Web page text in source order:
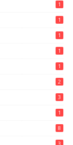
1
1
1
1
1
2
3
1
8
3